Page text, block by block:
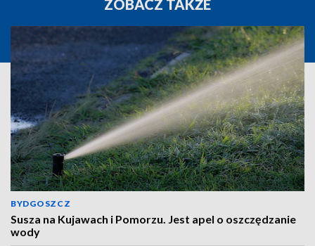
ZOBACZ TAKŻE
BYDGOSZCZ
Susza na Kujawach i Pomorzu. Jest apel o oszczędzanie
wody